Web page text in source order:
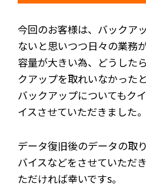
今回のお客様は、バックア
ないと思いつつ日々の業務
容量が大きい為、どうした
クアップを取れいなかった
バックアップについてもク
イスさせていただきました。
データ復旧後のデータの取
バイスなどをさせていただ
ただければ幸いですs。